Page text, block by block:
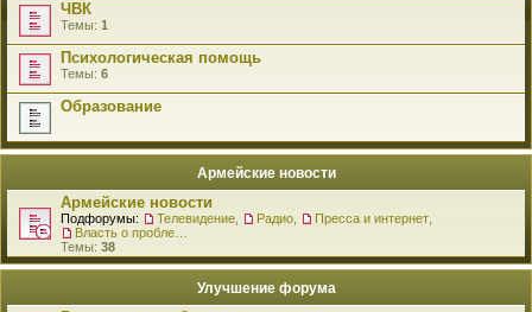
ЧВК
Темы: 1
Психологическая помощь
Темы: 6
Образование
Армейские новости
Армейские новости
Подфорумы: Телевидение Радио Пресса и интернет
Темы: 38
Улучшение форума